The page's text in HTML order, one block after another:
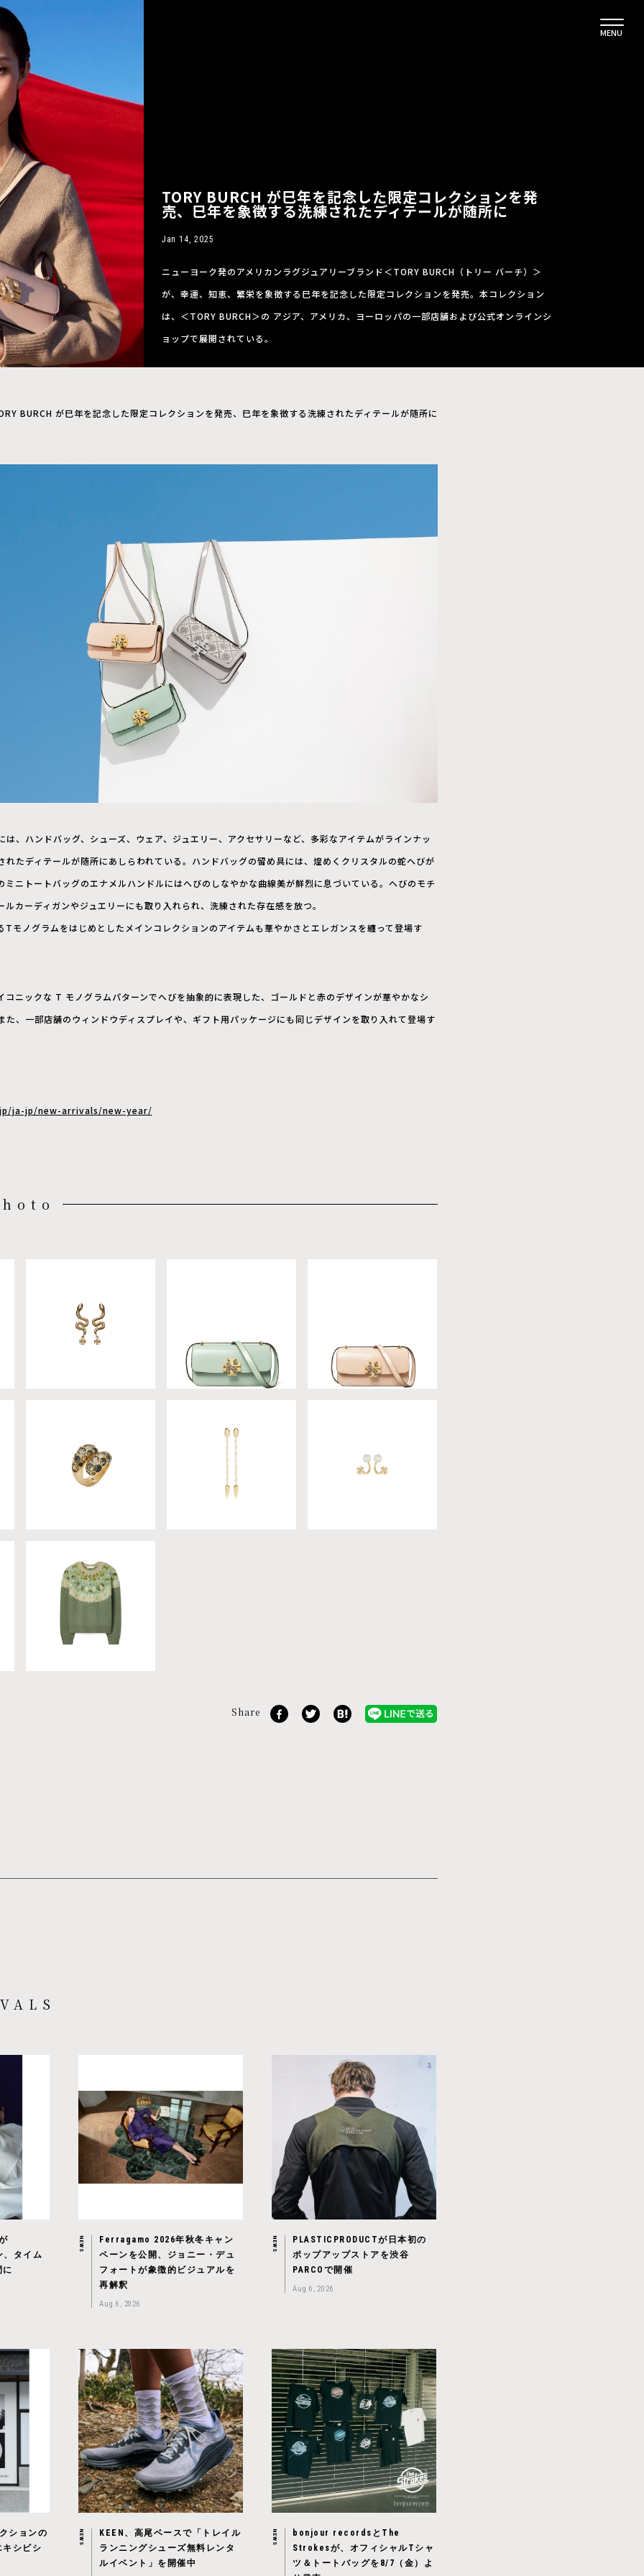
MENU
TORY BURCH が巳年を記念した限定コレクションを発
売、巳年を象徴する洗練されたディテールが随所に
Jan 14, 2025
ニューヨーク発のアメリカンラグジュアリーブランド＜TORY BURCH（トリー バーチ）＞
が、幸運、知恵、繁栄を象徴する巳年を記念した限定コレクションを発売。本コレクション
は、＜TORY BURCH＞の アジア、アメリカ、ヨーロッパの一部店舗および公式オンラインシ
ョップで展開されている。
BURCH が巳年を記念した限定コレクションを発売、巳年を象徴する洗練されたディテールが随所に
、ハンドバッグ、シューズ、ウェア、ジュエリー、アクセサリーなど、多彩なアイテムがラインナッ
れたディテールが随所にあしらわれている。ハンドバッグの留め具には、煌めくクリスタルの蛇へびが
ミニトートバッグのエナメルハンドルにはへびのしなやかな曲線美が鮮烈に息づいている。へびのモチ
カーディガンやジュエリーにも取り入れられ、洗練された存在感を放つ。
Tモノグラムをはじめとしたメインコレクションのアイテムも華やかさとエレガンスを纏って登場す
コニックな T モノグラムパターンでへびを抽象的に表現した、ゴールドと赤のデザインが華やかなシ
た、一部店舗のウィンドウディスプレイや、ギフト用パッケージにも同じデザインを取り入れて登場す
ja-jp/new-arrivals/new-year/
Share
、タイム
に
NEWS
Ferragamo 2026年秋冬キャン
ペーンを公開、ジョニー・デュ
フォートが象徴的ビジュアルを
再解釈
Aug 6, 2026
NEWS
PLASTICPRODUCTが日本初の
ポップアップストアを渋谷
PARCOで開催
Aug 6, 2026
ションの
キシビシ
NEWS
KEEN、高尾ベースで「トレイル
ランニングシューズ無料レンタ
ルイベント」を開催中
NEWS
bonjour recordsとThe
Strokesが、オフィシャルTシャ
ツ＆トートバッグを8/7（金）よ